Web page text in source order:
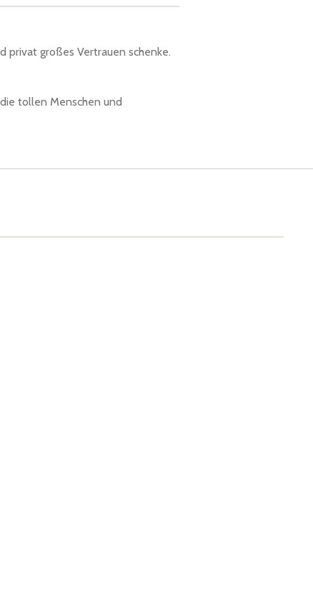
privat großes Vertrauen schenke.
tollen Menschen und